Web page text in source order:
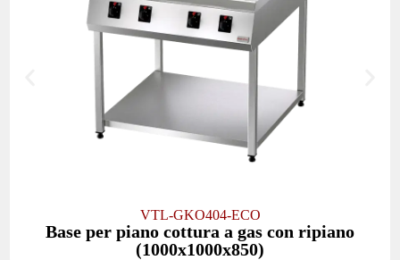
VTL-GKO404-ECO
Base per piano cottura a gas con ripiano
(1000x1000x850)